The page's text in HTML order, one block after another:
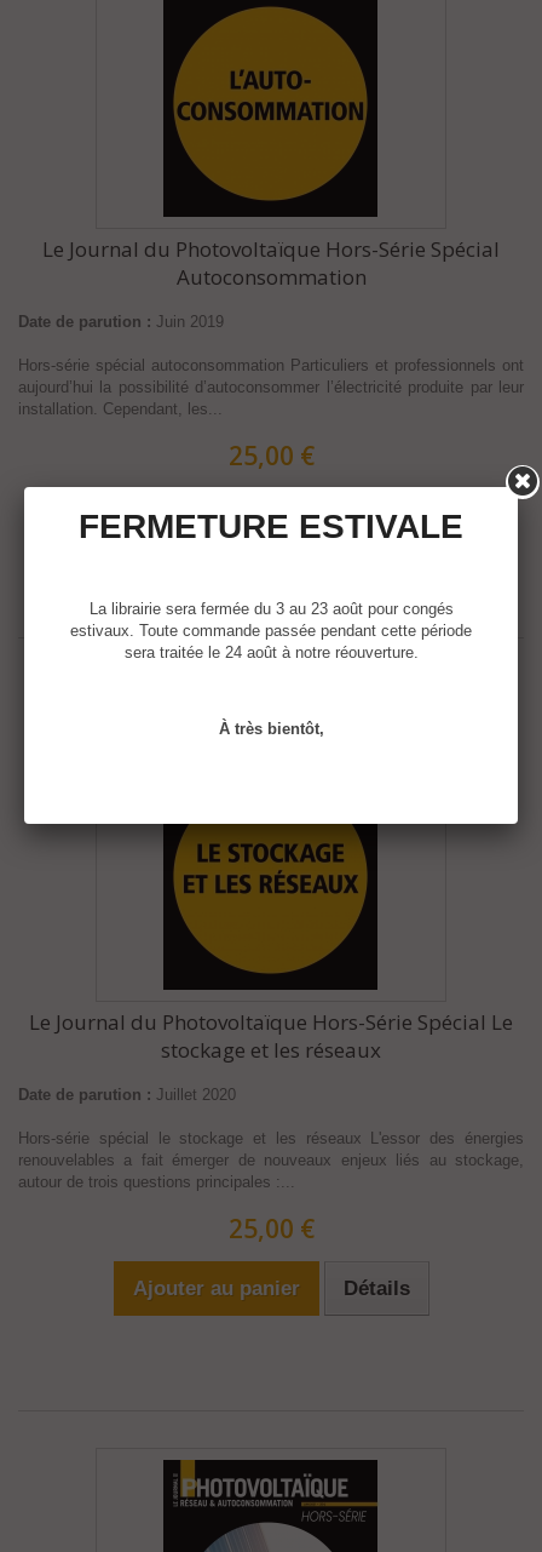
Le Journal du Photovoltaïque Hors-Série Spécial
Autoconsommation
Date de parution : Juin 2019
Hors-série spécial autoconsommation Particuliers et professionnels ont
aujourd’hui la possibilité d’autoconsommer l’électricité produite par leur
installation. Cependant, les...
25,00 €
Ajouter au panier Détails
Le Journal du Photovoltaïque Hors-Série Spécial Le
stockage et les réseaux
Date de parution : Juillet 2020
Hors-série spécial le stockage et les réseaux L'essor des énergies
renouvelables a fait émerger de nouveaux enjeux liés au stockage,
autour de trois questions principales :...
25,00 €
Ajouter au panier Détails
FERMETURE ESTIVALE
La librairie sera fermée du 3 au 23 août pour congés
estivaux. Toute commande passée pendant cette période
sera traitée le 24 août à notre réouverture.
À très bientôt,